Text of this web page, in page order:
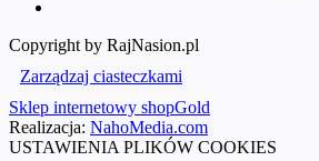
Copyright by RajNasion.pl
Zarządzaj ciasteczkami
Sklep internetowy shopGold
Realizacja: NahoMedia.com
USTAWIENIA PLIKÓW COOKIES